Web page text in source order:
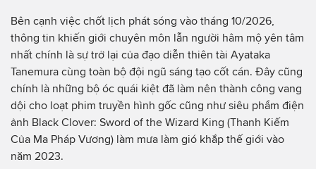
Bên cạnh việc chốt lịch phát sóng vào tháng 10/2026,
thông tin khiến giới chuyên môn lẫn người hâm mộ yên tâm
nhất chính là sự trở lại của đạo diễn thiên tài Ayataka
Tanemura cùng toàn bộ đội ngũ sáng tạo cốt cán. Đây cũng
chính là những bộ óc quái kiệt đã làm nên thành công vang
dội cho loạt phim truyền hình gốc cũng như siêu phẩm điện
ảnh Black Clover: Sword of the Wizard King (Thanh Kiếm
Của Ma Pháp Vương) làm mưa làm gió khắp thế giới vào
năm 2023.